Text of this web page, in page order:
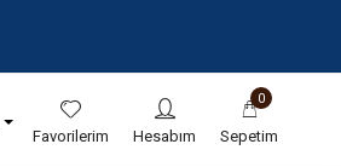
Favorilerim Hesabım
0
Sepetim